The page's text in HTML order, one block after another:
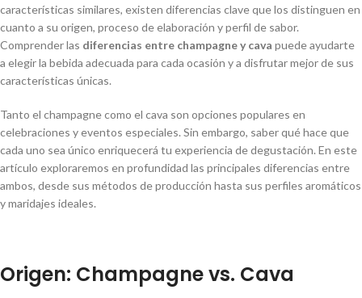
características similares, existen diferencias clave que los distinguen en
cuanto a su origen, proceso de elaboración y perfil de sabor.
Comprender las diferencias entre champagne y cava puede ayudarte
a elegir la bebida adecuada para cada ocasión y a disfrutar mejor de sus
características únicas.
Tanto el champagne como el cava son opciones populares en
celebraciones y eventos especiales. Sin embargo, saber qué hace que
cada uno sea único enriquecerá tu experiencia de degustación. En este
artículo exploraremos en profundidad las principales diferencias entre
ambos, desde sus métodos de producción hasta sus perfiles aromáticos
y maridajes ideales.
Origen: Champagne vs. Cava